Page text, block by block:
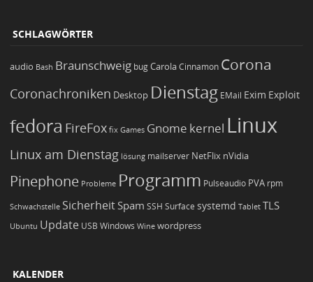
SCHLAGWÖRTER
audio Bash Braunschweig bugCarola Cinnamon Corona
Coronachroniken Desktop Dienstag EMail Exim Exploit
fedora FireFox fix Games Gnome kernel Linux
Linux am Dienstag lösung mailserver NetFlix nVidia
Pinephone Probleme Programm Pulseaudio PVA rpm
Schwachstelle Sicherheit Spam SSH Surface systemd Tablet TLS
Ubuntu Update USB Windows Wine wordpress
KALENDER